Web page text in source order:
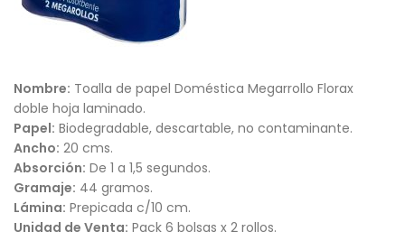
Nombre: Toalla de papel Doméstica Megarrollo Florax
doble hoja laminado.
Papel: Biodegradable, descartable, no contaminante.
Ancho: 20 cms.
Absorción: De 1 a 1,5 segundos.
Gramaje: 44 gramos.
Lámina: Prepicada c/10 cm.
Unidad de Venta: Pack 6 bolsas x 2 rollos.